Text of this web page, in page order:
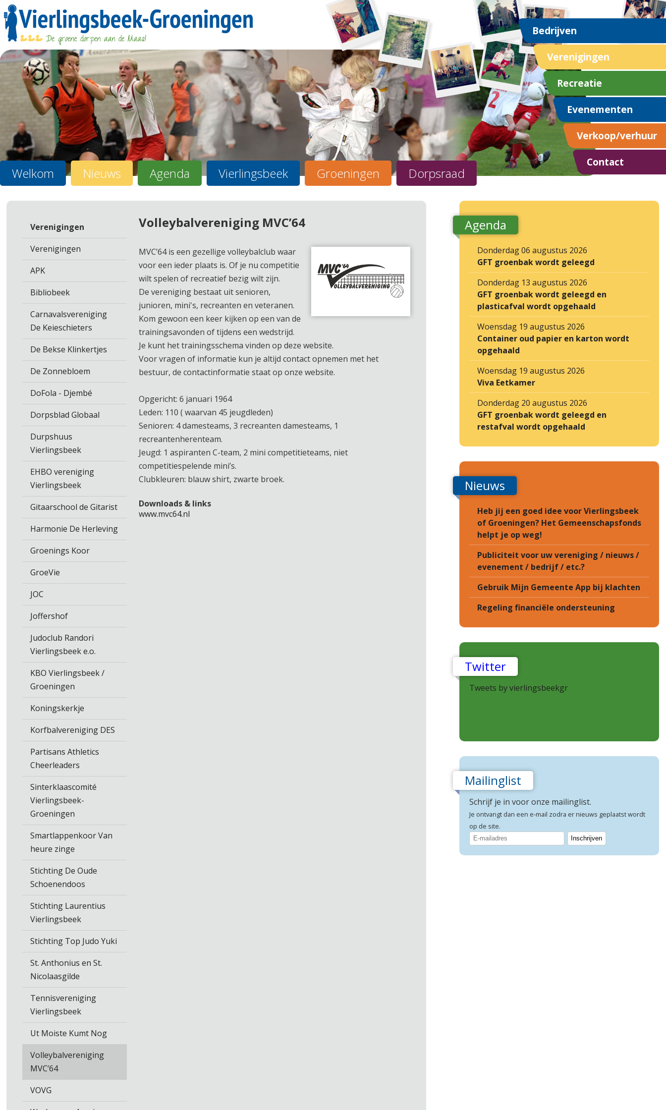
Welkom Nieuws Agenda Vierlingsbeek Groeningen Dorpsraad
Bedrijven
Verenigingen
Recreatie
Evenementen
Verkoop/verhuur
Contact
Verenigingen
Verenigingen
APK
Bibliobeek
Carnavalsvereniging
De Keieschieters
De Bekse Klinkertjes
De Zonnebloem
DoFola - Djembé
Dorpsblad Globaal
Durpshuus
Vierlingsbeek
EHBO vereniging
Vierlingsbeek
Gitaarschool de Gitarist
Harmonie De Herleving
Groenings Koor
GroeVie
JOC
Joffershof
Judoclub Randori
Vierlingsbeek e.o.
KBO Vierlingsbeek /
Groeningen
Koningskerkje
Korfbalvereniging DES
Partisans Athletics
Cheerleaders
Sinterklaascomité
Vierlingsbeek-
Groeningen
Smartlappenkoor Van
heure zinge
Stichting De Oude
Schoenendoos
Stichting Laurentius
Vierlingsbeek
Stichting Top Judo Yuki
St. Anthonius en St.
Nicolaasgilde
Tennisvereniging
Vierlingsbeek
Ut Moiste Kumt Nog
Volleybalvereniging
MVC’64
VOVG
Volleybalvereniging MVC’64
MVC’64 is een gezellige volleybalclub waar
voor een ieder plaats is. Of je nu competitie
wilt spelen of recreatief bezig wilt zijn.
De vereniging bestaat uit senioren,
junioren, mini's, recreanten en veteranen.
Kom gewoon een keer kijken op een van de
trainingsavonden of tijdens een wedstrijd.
Je kunt het trainingsschema vinden op deze website.
Voor vragen of informatie kun je altijd contact opnemen met het
bestuur, de contactinformatie staat op onze website.
Opgericht: 6 januari 1964
Leden: 110 ( waarvan 45 jeugdleden)
Senioren: 4 damesteams, 3 recreanten damesteams, 1
recreantenherenteam.
Jeugd: 1 aspiranten C-team, 2 mini competitieteams, niet
competitiespelende mini’s.
Clubkleuren: blauw shirt, zwarte broek.
Downloads & links
www.mvc64.nl
Agenda
Donderdag 06 augustus 2026
GFT groenbak wordt geleegd
Donderdag 13 augustus 2026
GFT groenbak wordt geleegd en
plasticafval wordt opgehaald
Woensdag 19 augustus 2026
Container oud papier en karton wordt
opgehaald
Woensdag 19 augustus 2026
Viva Eetkamer
Donderdag 20 augustus 2026
GFT groenbak wordt geleegd en
restafval wordt opgehaald
Nieuws
Heb jij een goed idee voor Vierlingsbeek
of Groeningen? Het Gemeenschapsfonds
helpt je op weg!
Publiciteit voor uw vereniging / nieuws /
evenement / bedrijf / etc.?
Gebruik Mijn Gemeente App bij klachten
Regeling financiële ondersteuning
Twitter
Tweets by vierlingsbeekgr
Mailinglist
Schrijf je in voor onze mailinglist.
Je ontvangt dan een e-mail zodra er nieuws geplaatst wordt
op de site.